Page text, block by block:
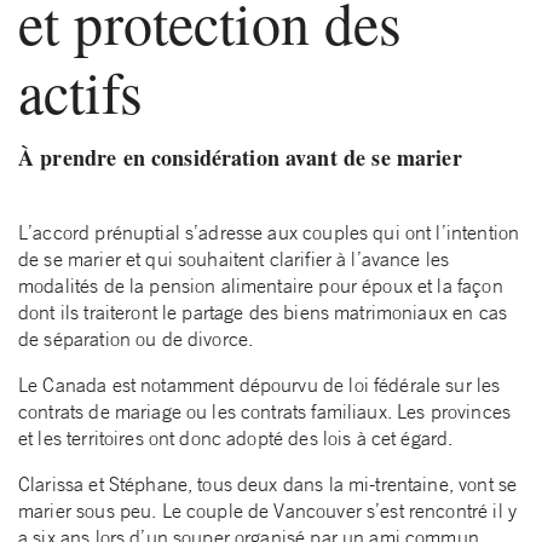
et protection des
actifs
À prendre en considération avant de se marier
L’accord prénuptial s’adresse aux couples qui ont l’intention
de se marier et qui souhaitent clarifier à l’avance les
modalités de la pension alimentaire pour époux et la façon
dont ils traiteront le partage des biens matrimoniaux en cas
de séparation ou de divorce.
Le Canada est notamment dépourvu de loi fédérale sur les
contrats de mariage ou les contrats familiaux. Les provinces
et les territoires ont donc adopté des lois à cet égard.
Clarissa et Stéphane, tous deux dans la mi-trentaine, vont se
marier sous peu. Le couple de Vancouver s’est rencontré il y